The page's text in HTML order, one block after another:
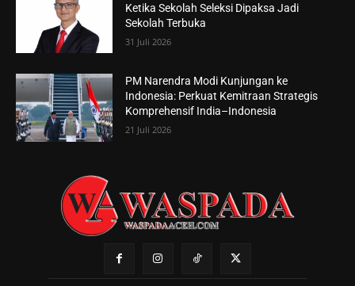
Ketika Sekolah Seleksi Dipaksa Jadi
Sekolah Terbuka
31 Juli 2026
PM Narendra Modi Kunjungan ke
Indonesia: Perkuat Kemitraan Strategis
Komprehensif India–Indonesia
21 Juli 2026